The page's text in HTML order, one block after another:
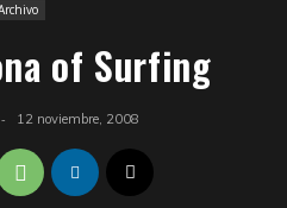
of Surfing
- 12 noviembre, 2008